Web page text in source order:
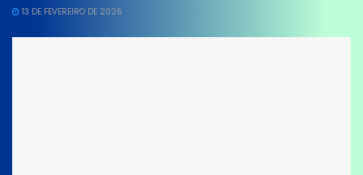
13 DE FEVEREIRO DE 2026